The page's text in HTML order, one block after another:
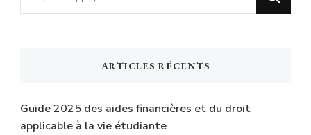
recherchiez
ARTICLES RÉCENTS
Guide 2025 des aides financières et du droit
applicable à la vie étudiante